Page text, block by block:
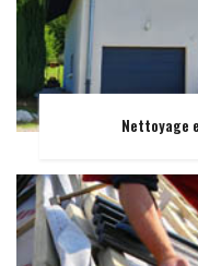
Nettoyage